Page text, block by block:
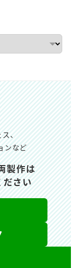
、
ンなど
製作は
ださい